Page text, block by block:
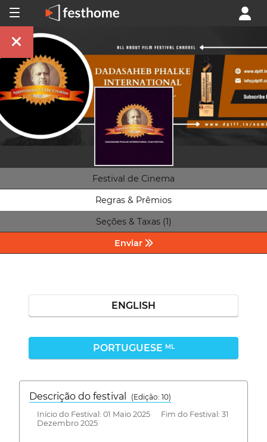
Festival de Cinema
Regras & Prêmios
Seções & Taxas (1)
Enviar
ENGLISH
PORTUGUESE ML
Descrição do festival
(Edição: 10)
Início do Festival: 01 Maio 2025 Fim do Festival: 31
Dezembro 2025